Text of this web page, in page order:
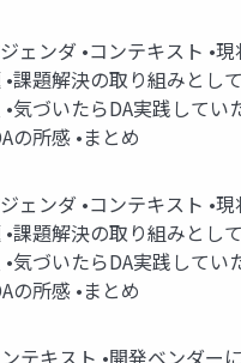
ェンダ •コンテキスト •
•課題解決の取り組みとし
•気づいたらDA実践してい
の所感 •まとめ
ェンダ •コンテキスト •
•課題解決の取り組みとし
•気づいたらDA実践してい
の所感 •まとめ